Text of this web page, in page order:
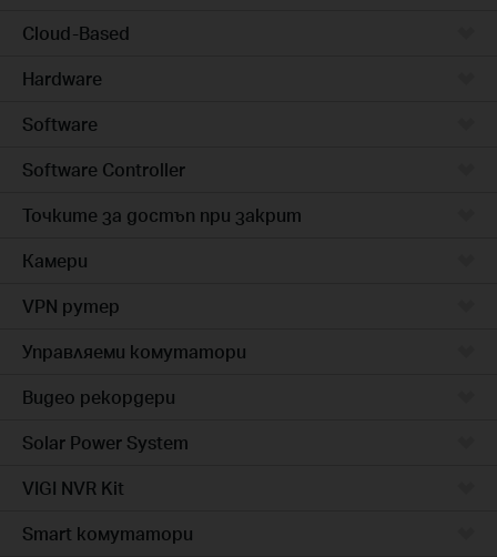
Cloud-Based
Hardware
Software
Software Controller
Точките за достъп при закрит
Камери
VPN рутер
Управляеми комутатори
Видео рекордери
Solar Power System
VIGI NVR Kit
Smart комутатори